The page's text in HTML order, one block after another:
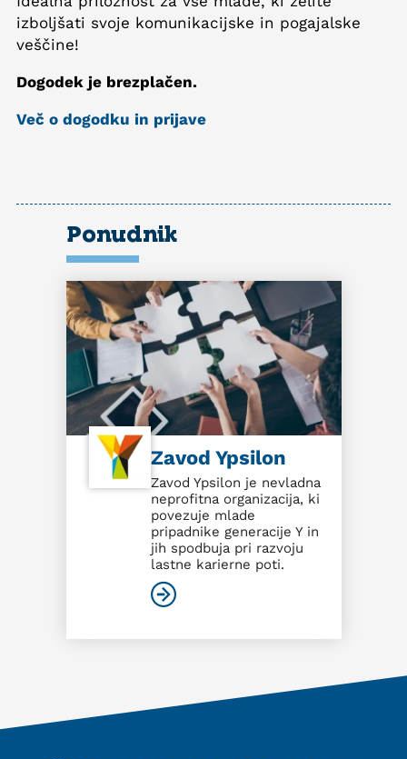
izboljšati svoje komunikacijske in pogajalske
veščine!
Dogodek je brezplačen.
Več o dogodku in prijave
Ponudnik
Zavod Ypsilon
Zavod Ypsilon je nevladna
neprofitna organizacija, ki
povezuje mlade
pripadnike generacije Y in
jih spodbuja pri razvoju
lastne karierne poti.